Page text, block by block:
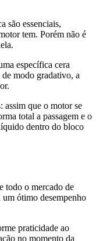
são essenciais,
tem. Porém não é
específica cera
modo gradativo, a
assim que o motor se
total a passagem e o
dentro do bloco
todo o mercado de
um ótimo desempenho
praticidade ao
no momento da